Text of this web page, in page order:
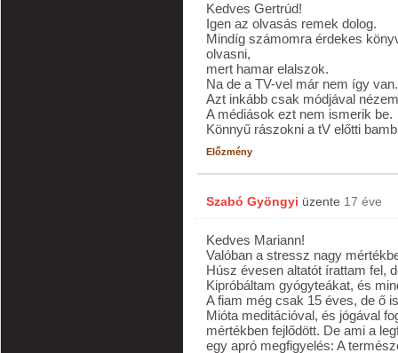
Kedves Gertrúd!
Igen az olvasás remek dolog.
Mindíg számomra érdekes
olvasni,
mert hamar elalszok.
Na de a TV-vel már nem így van.
Azt inkább csak módjával
A médiások ezt nem ismerik be.
Könnyű rászokni a tV előtti
Előzmény
Szabó Gyöngyi üzente 17 éve
Kedves Mariann!
Valóban a stressz nagy
Húsz évesen altatót írattam fel,
Kipróbáltam gyógyteákat, és
A fiam még csak 15 éves, de ő
Mióta meditációval, és jógával
mértékben fejlődött. De ami a
egy apró megfigyelés: A